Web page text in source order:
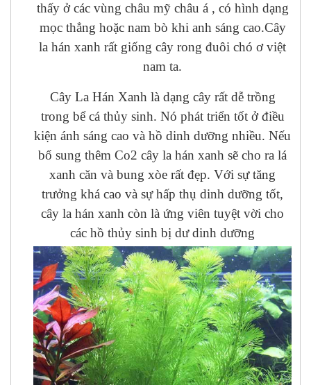
thấy ở các vùng châu mỹ châu á , có hình dạng
mọc thẳng hoặc nam bò khi anh sáng cao.Cây
la hán xanh rất giống cây rong đuôi chó ơ việt
nam ta.
Cây La Hán Xanh là dạng cây rất dễ trồng
trong bể cá thủy sinh. Nó phát triển tốt ở điều
kiện ánh sáng cao và hồ dinh dưỡng nhiều. Nếu
bổ sung thêm Co2 cây la hán xanh sẽ cho ra lá
xanh căn và bung xòe rất đẹp. Với sự tăng
trưởng khá cao và sự hấp thụ dinh dưỡng tốt,
cây la hán xanh còn là ứng viên tuyệt vời cho
các hồ thủy sinh bị dư dinh dưỡng